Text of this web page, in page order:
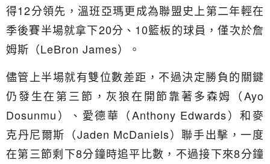
得12分領先，溫班亞瑪更成為聯盟史上第二年輕在
季後賽半場就拿下20分、10籃板的球員，僅次於詹
姆斯（LeBron James）。
儘管上半場就有雙位數差距，不過決定勝負的關鍵
仍發生在第三節，灰狼在開節靠著多森姆（Ayo
Dosunmu）、愛德華（Anthony Edwards）和麥
克丹尼爾斯（Jaden McDaniels）聯手出擊，一度
在第三節剩下8分鐘時追平比數，不過接下來8分鐘